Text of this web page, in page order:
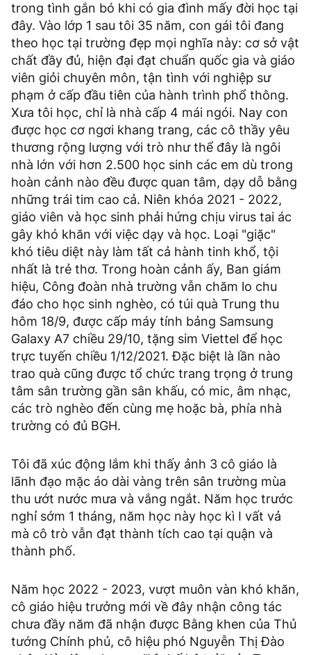
trong tình gắn bó khi có gia đình mấy đời học tại
đây. Vào lớp 1 sau tôi 35 năm, con gái tôi đang
theo học tại trường đẹp mọi nghĩa này: cơ sở vật
chất đầy đủ, hiện đại đạt chuẩn quốc gia và giáo
viên giỏi chuyên môn, tận tình với nghiệp sư
phạm ở cấp đầu tiên của hành trình phổ thông.
Xưa tôi học, chỉ là nhà cấp 4 mái ngói. Nay con
được học cơ ngơi khang trang, các cô thầy yêu
thương rộng lượng với trò như thể đây là ngôi
nhà lớn với hơn 2.500 học sinh các em dù trong
hoàn cảnh nào đều được quan tâm, dạy dỗ bằng
những trái tim cao cả. Niên khóa 2021 - 2022,
giáo viên và học sinh phải hứng chịu virus tai ác
gây khó khăn với việc dạy và học. Loại "giặc"
khó tiêu diệt này làm tất cả hành tinh khổ, tội
nhất là trẻ thơ. Trong hoàn cảnh ấy, Ban giám
hiệu, Công đoàn nhà trường vẫn chăm lo chu
đáo cho học sinh nghèo, có túi quà Trung thu
hôm 18/9, được cấp máy tính bảng Samsung
Galaxy A7 chiều 29/10, tặng sim Viettel để học
trực tuyến chiều 1/12/2021. Đặc biệt là lần nào
trao quà cũng được tổ chức trang trọng ở trung
tâm sân trường gần sân khấu, có mic, âm nhạc,
các trò nghèo đến cùng mẹ hoặc bà, phía nhà
trường có đủ BGH.
Tôi đã xúc động lắm khi thấy ảnh 3 cô giáo là
lãnh đạo mặc áo dài vàng trên sân trường mùa
thu ướt nước mưa và vắng ngắt. Năm học trước
nghỉ sớm 1 tháng, năm học này học kì I vất vả
mà cô trò vẫn đạt thành tích cao tại quận và
thành phố.
Năm học 2022 - 2023, vượt muôn vàn khó khăn,
cô giáo hiệu trưởng mới về đây nhận công tác
chưa đầy năm đã nhận được Bằng khen của Thủ
tướng Chính phủ, cô hiệu phó Nguyễn Thị Đào